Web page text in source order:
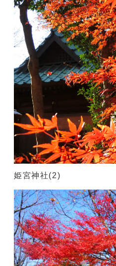
姫宮神社(2)